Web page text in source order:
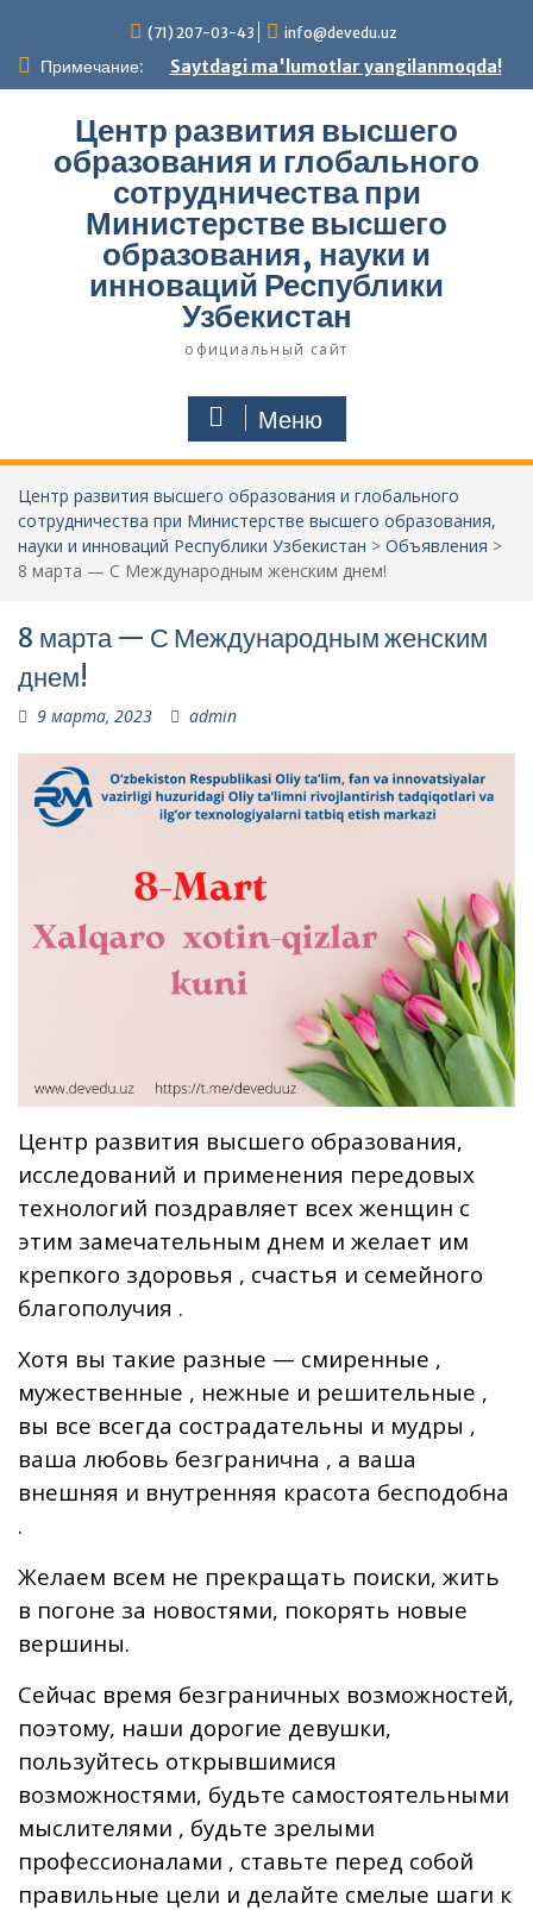
содержимому
(71) 207-03-43 info@devedu.uz
Примечание: Saytdagi ma'lumotlar yangilanmoqda!
Центр развития высшего
образования и глобального
сотрудничества при
Министерстве высшего
образования, науки и
инноваций Республики
Узбекистан
официальный сайт
Меню
Центр развития высшего образования и глобального
сотрудничества при Министерстве высшего образования,
науки и инноваций Республики Узбекистан > Объявления >
8 марта — С Международным женским днем!
8 марта — С Международным женским
днем!
9 марта, 2023 admin
Центр развития высшего образования,
исследований и применения передовых
технологий поздравляет всех женщин с
этим замечательным днем и желает им
крепкого здоровья , счастья и семейного
благополучия .
Хотя вы такие разные — смиренные ,
мужественные , нежные и решительные ,
вы все всегда сострадательны и мудры ,
ваша любовь безгранична , а ваша
внешняя и внутренняя красота бесподобна
.
Желаем всем не прекращать поиски, жить
в погоне за новостями, покорять новые
вершины.
Сейчас время безграничных возможностей,
поэтому, наши дорогие девушки,
пользуйтесь открывшимися
возможностями, будьте самостоятельными
мыслителями , будьте зрелыми
профессионалами , ставьте перед собой
правильные цели и делайте смелые шаги к